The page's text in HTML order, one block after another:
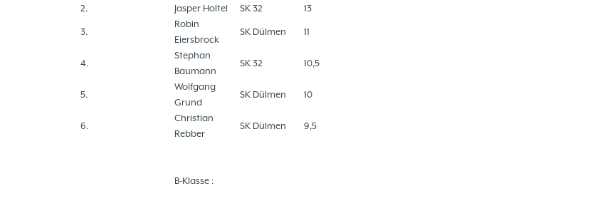
2.
Jasper Holtel SK 32 13
3.
Robin
Eiersbrock
SK Dülmen 11
4.
Stephan
Baumann
SK 32 10,5
5.
Wolfgang
Grund
SK Dülmen 10
6.
Christian
Rebber
SK Dülmen 9,5
B-Klasse :